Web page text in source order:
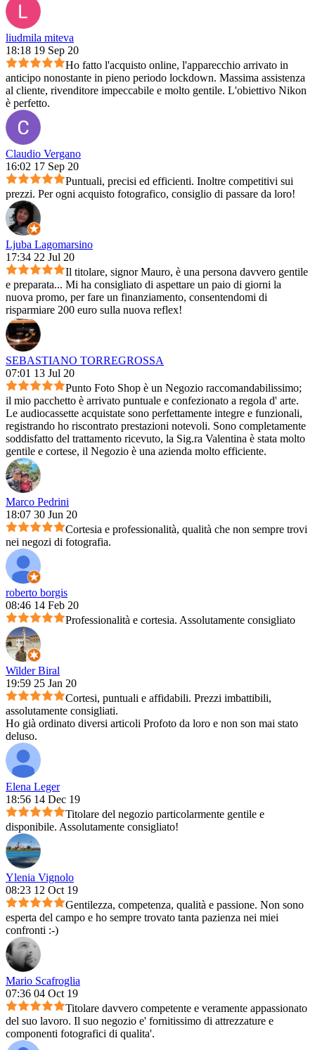
liudmila miteva
18:18 19 Sep 20
Ho fatto l'acquisto online, l'apparecchio arrivato in
anticipo nonostante in pieno periodo lockdown. Massima assistenza
al cliente, rivenditore impeccabile e molto gentile. L'obiettivo Nikon
è perfetto.
Claudio Vergano
16:02 17 Sep 20
Puntuali, precisi ed efficienti. Inoltre competitivi sui
prezzi. Per ogni acquisto fotografico, consiglio di passare da loro!
Ljuba Lagomarsino
17:34 22 Jul 20
Il titolare, signor Mauro, è una persona davvero gentile
e preparata... Mi ha consigliato di aspettare un paio di giorni la
nuova promo, per fare un finanziamento, consentendomi di
risparmiare 200 euro sulla nuova reflex!
SEBASTIANO TORREGROSSA
07:01 13 Jul 20
Punto Foto Shop è un Negozio raccomandabilissimo;
il mio pacchetto è arrivato puntuale e confezionato a regola d' arte.
Le audiocassette acquistate sono perfettamente integre e funzionali,
registrando ho riscontrato prestazioni notevoli. Sono completamente
soddisfatto del trattamento ricevuto, la Sig.ra Valentina è stata molto
gentile e cortese, il Negozio è una azienda molto efficiente.
Marco Pedrini
18:07 30 Jun 20
Cortesia e professionalità, qualità che non sempre trovi
nei negozi di fotografia.
roberto borgis
08:46 14 Feb 20
Professionalità e cortesia. Assolutamente consigliato
Wilder Biral
19:59 25 Jan 20
Cortesi, puntuali e affidabili. Prezzi imbattibili,
assolutamente consigliati.
Ho già ordinato diversi articoli Profoto da loro e non son mai stato
deluso.
Elena Leger
18:56 14 Dec 19
Titolare del negozio particolarmente gentile e
disponibile. Assolutamente consigliato!
Ylenia Vignolo
08:23 12 Oct 19
Gentilezza, competenza, qualità e passione. Non sono
esperta del campo e ho sempre trovato tanta pazienza nei miei
confronti :-)
Mario Scafroglia
07:36 04 Oct 19
Titolare davvero competente e veramente appassionato
del suo lavoro. Il suo negozio e' fornitissimo di attrezzature e
componenti fotografici di qualita'.